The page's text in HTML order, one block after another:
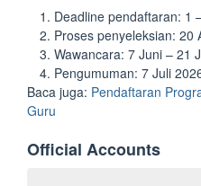
Deadline pendaftaran: 1
Proses penyeleksian: 20
Wawancara: 7 Juni – 21
Pengumuman: 7 Juli
Baca juga: Pendaftaran
Guru
Official Accounts